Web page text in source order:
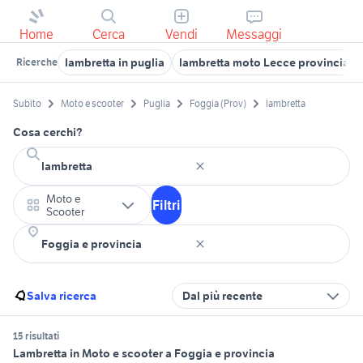
Home Cerca Vendi Messaggi
Ricerche lambretta in puglia lambretta moto Lecce provincia
Subito Moto e scooter Puglia Foggia (Prov) lambretta
Cosa cerchi?
Moto e
Scooter
Filtri
Salva ricerca Dal più recente
15 risultati
Lambretta in Moto e scooter a Foggia e provincia